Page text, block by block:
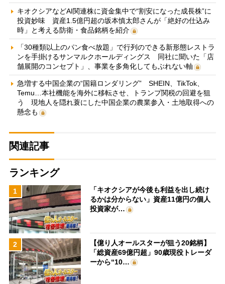
キオクシアなどAI関連株に資金集中で“割安になった成長株”に
投資妙味 資産1.5億円超の坂本慎太郎さんが「絶好の仕込み
時」と考える防衛・食品銘柄を紹介
「30種類以上のパン食べ放題」で行列のできる新形態レストラ
ンを手掛けるサンマルクホールディングス 同社に聞いた「店
舗展開のコンセプト」、事業を多角化してもぶれない軸
急増する中国企業の“国籍ロンダリング” SHEIN、TikTok、
Temu…本社機能を海外に移転させ、トランプ関税の回避を狙
う 現地人を隠れ蓑にした中国企業の農業参入・土地取得への
懸念も
関連記事
ランキング
1
「キオクシアが今後も利益を出し続け
るかは分からない」資産11億円の個人
投資家が…
2
【億り人オールスターが狙う20銘柄】
「総資産69億円超」90歳現役トレーダ
ーから“10…